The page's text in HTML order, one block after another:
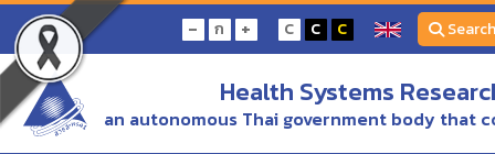
- ก + C C C Search
Health Systems
an autonomous Thai government body that